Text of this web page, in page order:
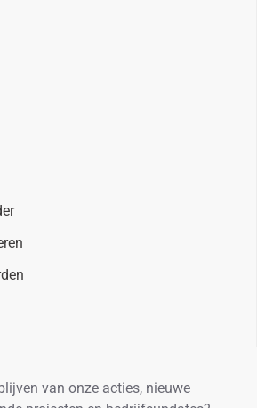
van onze acties, nieuwe